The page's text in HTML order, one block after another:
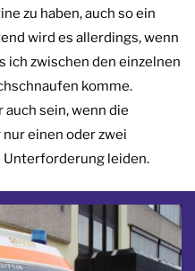
zu haben, auch so ein
wird es allerdings, wenn
ich zwischen den einzelnen
komme.
auch sein, wenn die
nur einen oder zwei
Unterforderung leiden.